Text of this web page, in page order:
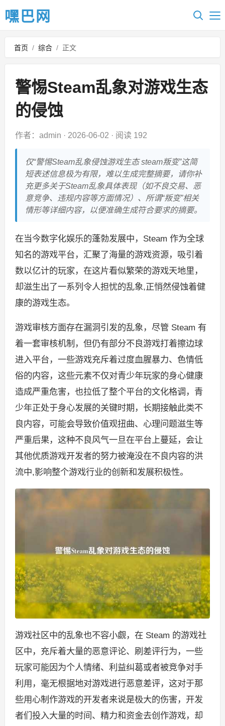
嘿巴网
首页 / 综合 / 正文
警惕Steam乱象对游戏生态
的侵蚀
作者：admin · 2026-06-02 · 阅读 192
仅“警惕Steam乱象侵蚀游戏生态 steam叛变”这简
短表述信息极为有限，难以生成完整摘要，请你补
充更多关于Steam乱象具体表现（如不良交易、恶
意竞争、违规内容等方面情况）、所谓“叛变”相关
情形等详细内容，以便准确生成符合要求的摘要。
在当今数字化娱乐的蓬勃发展中，Steam 作为全球
知名的游戏平台，汇聚了海量的游戏资源，吸引着
数以亿计的玩家，在这片看似繁荣的游戏天地里，
却滋生出了一系列令人担忧的乱象,正悄然侵蚀着健
康的游戏生态。
游戏审核方面存在漏洞引发的乱象，尽管 Steam 有
着一套审核机制，但仍有部分不良游戏打着擦边球
进入平台，一些游戏充斥着过度血腥暴力、色情低
俗的内容，这些元素不仅对青少年玩家的身心健康
造成严重危害，也拉低了整个平台的文化格调，青
少年正处于身心发展的关键时期，长期接触此类不
良内容，可能会导致价值观扭曲、心理问题滋生等
严重后果，这种不良风气一旦在平台上蔓延，会让
其他优质游戏开发者的努力被淹没在不良内容的洪
流中,影响整个游戏行业的创新和发展积极性。
游戏社区中的乱象也不容小觑，在 Steam 的游戏社
区中，充斥着大量的恶意评论、刷差评行为，一些
玩家可能因为个人情绪、利益纠葛或者被竞争对手
利用，毫无根据地对游戏进行恶意差评，这对于那
些用心制作游戏的开发者来说是极大的伤害，开发
者们投入大量的时间、精力和资金去创作游戏，却